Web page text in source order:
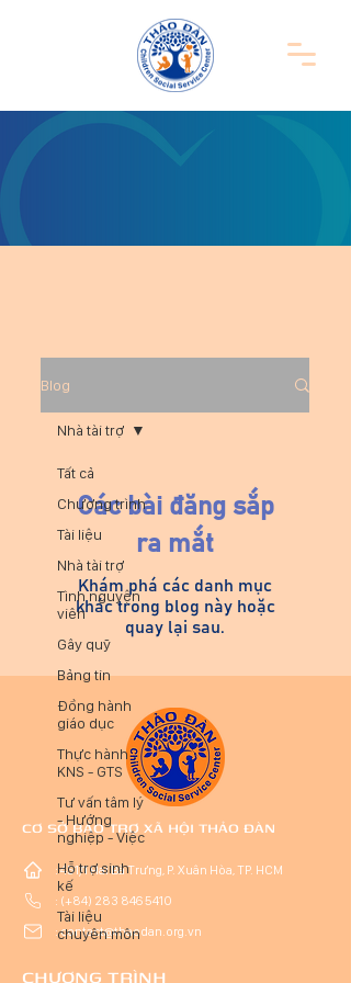
Blog
Tất cả
Chương trình
Tài liệu
Nhà tài trợ
Tình nguyện
viên
Gây quỹ
Bảng tin
Đồng hành
giáo dục
Thực hành
KNS - GTS
Tư vấn tâm lý
- Hướng
nghiệp - Việc
Hỗ trợ sinh
kế
Tài liệu
chuyên môn
Nhà tài trợ
Các bài đăng sắp
ra mắt
Khám phá các danh mục
khác trong blog này hoặc
quay lại sau.
CƠ SỞ BẢO TRỢ XÃ HỘI THẢO ĐÀN
: 451/1 Hai Bà Trưng, P. Xuân Hòa, TP. HCM
: (+84) 283 846 5410
: contact@thaodan.org.vn
CHƯƠNG TRÌNH